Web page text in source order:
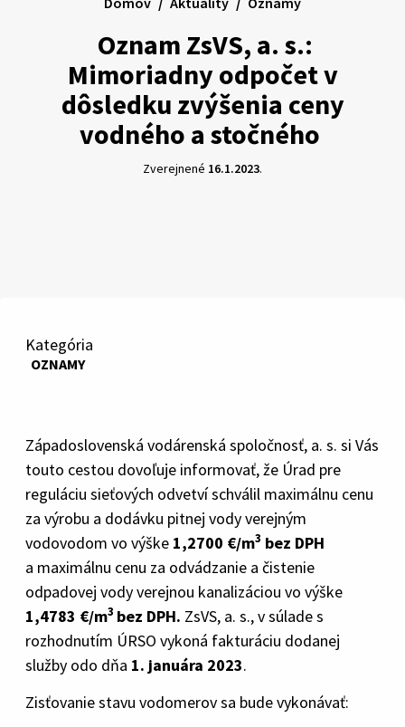
Oznam ZsVS, a. s.:
Mimoriadny odpočet v
dôsledku zvýšenia ceny
vodného a stočného
Zverejnené 16.1.2023.
Kategória
OZNAMY
Západoslovenská vodárenská spoločnosť, a. s. si Vás
touto cestou dovoľuje informovať, že Úrad pre
reguláciu sieťových odvetví schválil maximálnu cenu
za výrobu a dodávku pitnej vody verejným
vodovodom vo výške 1,2700 €/m3 bez DPH
a maximálnu cenu za odvádzanie a čistenie
odpadovej vody verejnou kanalizáciou vo výške
1,4783 €/m3 bez DPH. ZsVS, a. s., v súlade s
rozhodnutím ÚRSO vykoná fakturáciu dodanej
služby odo dňa 1. januára 2023.
Zisťovanie stavu vodomerov sa bude vykonávať: